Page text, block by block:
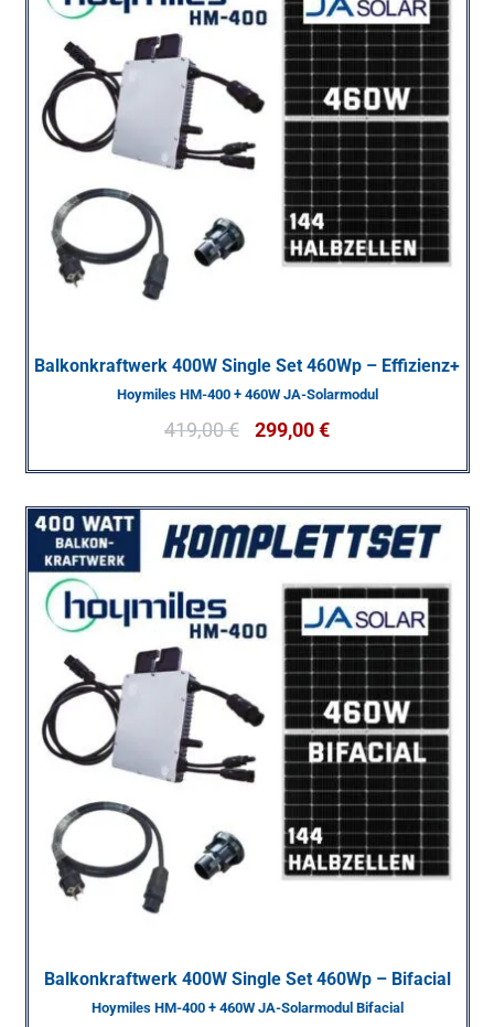
Balkonkraftwerk 400W Single Set 460Wp – Effizienz+
Hoymiles HM-400 + 460W JA-Solarmodul
419,00€ 299,00€
Balkonkraftwerk 400W Single Set 460Wp – Bifacial
Hoymiles HM-400 + 460W JA-Solarmodul Bifacial